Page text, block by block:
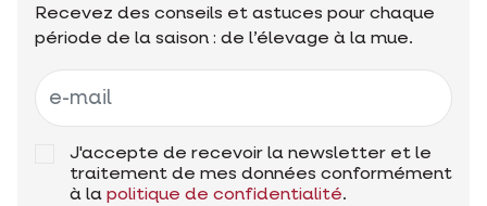
Recevez des conseils et astuces pour chaque
période de la saison : de l’élevage à la mue.
J'accepte de recevoir la newsletter et le
traitement de mes données conformément
à la politique de confidentialité.